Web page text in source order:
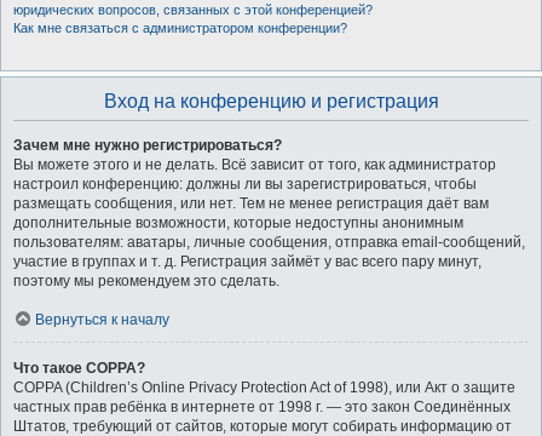
юридических вопросов, связанных с этой конференцией?
Как мне связаться с администратором конференции?
Вход на конференцию и регистрация
Зачем мне нужно регистрироваться?
Вы можете этого и не делать. Всё зависит от того, как администратор
настроил конференцию: должны ли вы зарегистрироваться, чтобы
размещать сообщения, или нет. Тем не менее регистрация даёт вам
дополнительные возможности, которые недоступны анонимным
пользователям: аватары, личные сообщения, отправка email-сообщений,
участие в группах и т. д. Регистрация займёт у вас всего пару минут,
поэтому мы рекомендуем это сделать.
Вернуться к началу
Что такое COPPA?
COPPA (Children’s Online Privacy Protection Act of 1998), или Акт о защите
частных прав ребёнка в интернете от 1998 г. — это закон Соединённых
Штатов, требующий от сайтов, которые могут собирать информацию от